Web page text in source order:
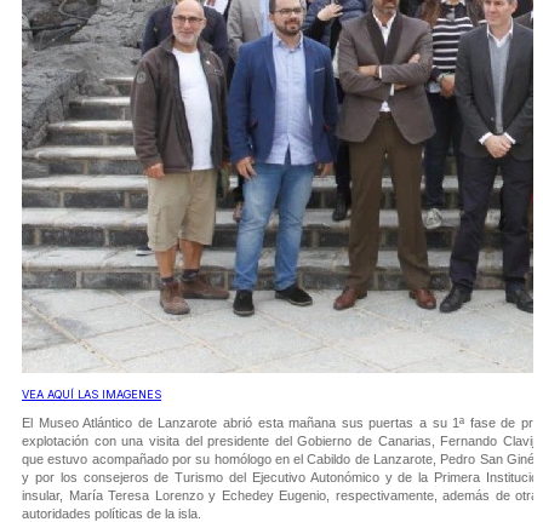
VEA AQUÍ LAS IMAGENES
El Museo Atlántico de Lanzarote abrió esta mañana sus puertas a su 1ª fase de
explotación con una visita del presidente del Gobierno de Canarias, Fernando
que estuvo acompañado por su homólogo en el Cabildo de Lanzarote, Pedro San
y por los consejeros de Turismo del Ejecutivo Autonómico y de la Primera
insular, María Teresa Lorenzo y Echedey Eugenio, respectivamente, además de
autoridades políticas de la isla.